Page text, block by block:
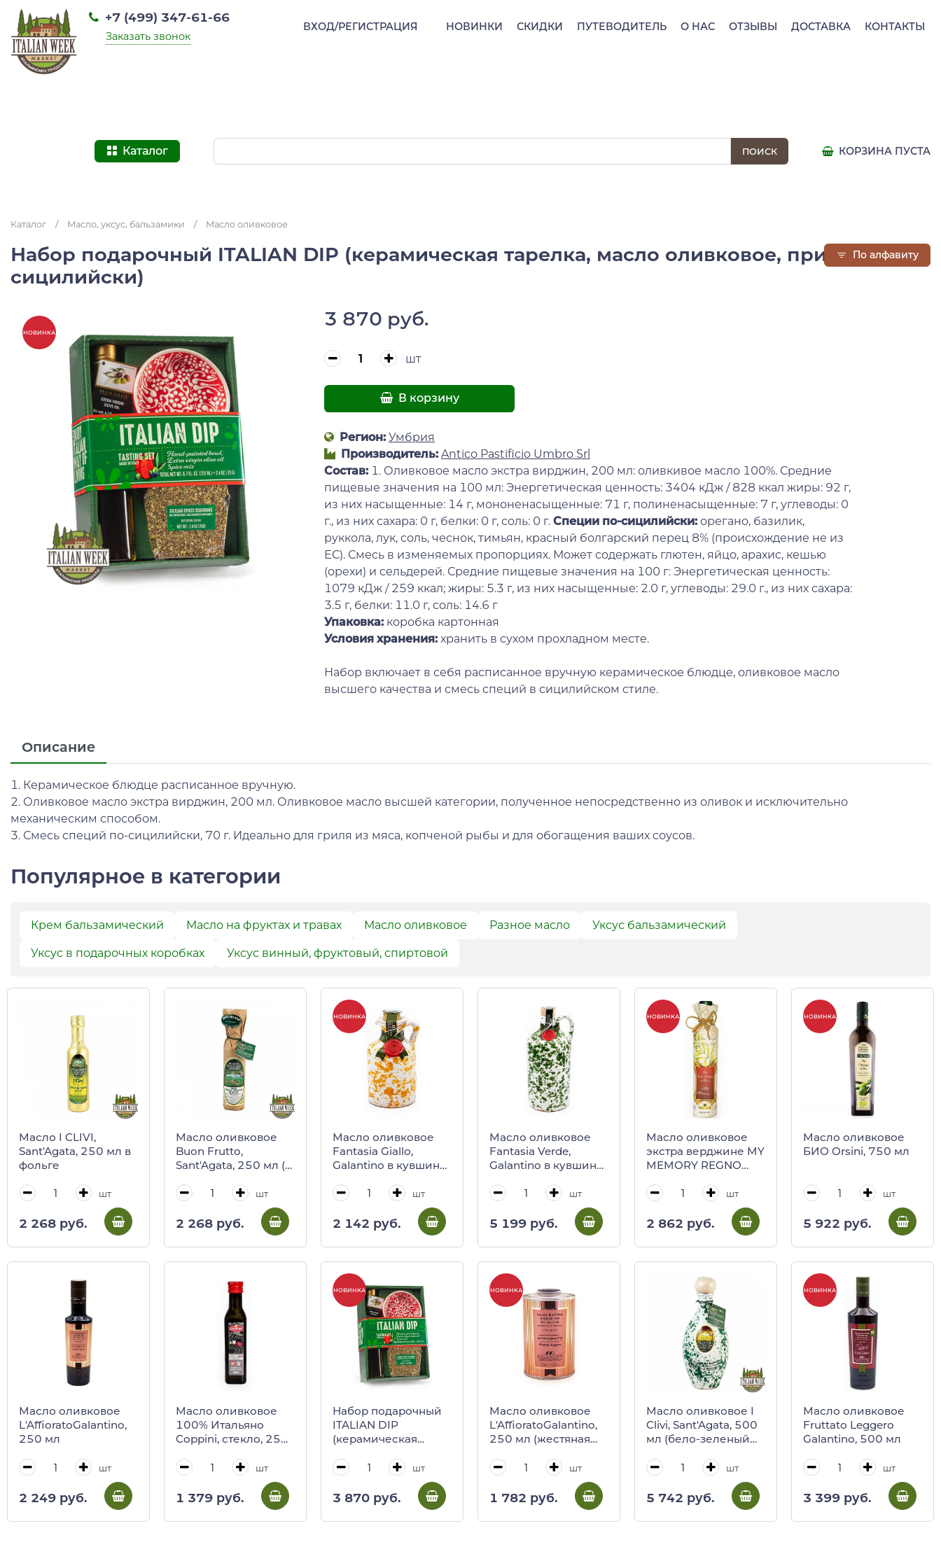
НОВИНКИ СКИДКИ ПУТЕВОДИТЕЛЬ О НАС ОТЗЫВЫ ДОСТАВКА КОНТАКТЫ
+7 (499) 347-61-66
Заказать звонок
ВХОД/РЕГИСТРАЦИЯ
Каталог КОРЗИНА ПУСТА
Каталог / Масло, уксус, бальзамики / Масло оливковое
Набор подарочный ITALIAN DIP (керамическая тарелка, масло оливковое, приправа по-
сицилийски)
НОВИНКА
3 870 руб.
шт
В корзину
Регион: Умбрия
Производитель: Antico Pastificio Umbro Srl
Состав: 1. Оливковое масло экстра вирджин, 200 мл: оливкивое масло 100%. Средние
пищевые значения на 100 мл: Энергетическая ценность: 3404 кДж / 828 ккал жиры: 92 г,
из них насыщенные: 14 г, мононенасыщенные: 71 г, полиненасыщенные: 7 г, углеводы: 0
г., из них сахара: 0 г, белки: 0 г, соль: 0 г. Специи по-сицилийски: орегано, базилик,
руккола, лук, соль, чеснок, тимьян, красный болгарский перец 8% (происхождение не из
ЕС). Смесь в изменяемых пропорциях. Может содержать глютен, яйцо, арахис, кешью
(орехи) и сельдерей. Средние пищевые значения на 100 г: Энергетическая ценность:
1079 кДж / 259 ккал; жиры: 5.3 г, из них насыщенные: 2.0 г, углеводы: 29.0 г., из них сахара:
3.5 г, белки: 11.0 г, соль: 14.6 г
Упаковка: коробка картонная
Условия хранения: хранить в сухом прохладном месте.
Набор включает в себя расписанное вручную керамическое блюдце, оливковое масло
высшего качества и смесь специй в сицилийском стиле.
Описание
1. Керамическое блюдце расписанное вручную.
2. Оливковое масло экстра вирджин, 200 мл. Оливковое масло высшей категории, полученное непосредственно из оливок и исключительно
механическим способом.
3. Смесь специй по-сицилийски, 70 г. Идеально для гриля из мяса, копченой рыбы и для обогащения ваших соусов.
Популярное в категории
По алфавиту
Крем бальзамический Масло на фруктах и травах Масло оливковое Разное масло Уксус бальзамический
Уксус в подарочных коробках Уксус винный, фруктовый, спиртовой
Масло I CLIVI,
Sant'Agata, 250 мл в
фольге
шт
2 268 руб.
Масло оливковое
Buon Frutto,
Sant'Agata, 250 мл (в
шт
2 268 руб.
НОВИНКА
Масло оливковое
Fantasia Giallo,
Galantino в кувшине,
шт
2 142 руб.
Масло оливковое
Fantasia Verde,
Galantino в кувшине,
шт
5 199 руб.
НОВИНКА
Масло оливковое
экстра верджине MY
MEMORY REGNO
(ст/бут в бумажной
шт
2 862 руб.
НОВИНКА
Масло оливковое
БИО Orsini, 750 мл
шт
5 922 руб.
Масло оливковое
L'AffioratoGalantino,
250 мл
шт
2 249 руб.
Масло оливковое
100% Итальяно
Coppini, стекло, 250
шт
1 379 руб.
НОВИНКА
Набор подарочный
ITALIAN DIP
(керамическая
оливковое,
сицилийски)
шт
3 870 руб.
НОВИНКА
Масло оливковое
L'AffioratoGalantino,
250 мл (жестяная
шт
1 782 руб.
Масло оливковое I
Clivi, Sant'Agata, 500
мл (бело-зеленый
шт
5 742 руб.
НОВИНКА
Масло оливковое
Fruttato Leggero
Galantino, 500 мл
шт
3 399 руб.